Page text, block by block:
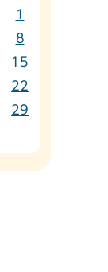
1
8
15
22
29